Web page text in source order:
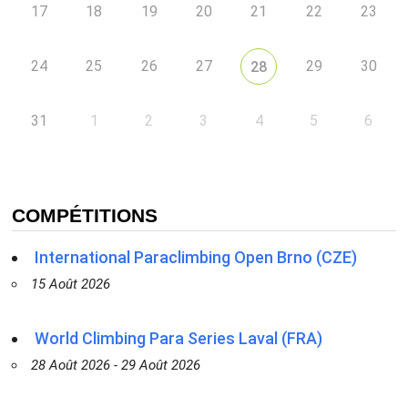
17 18 19 20 21 22 23
24 25 26 27 28 29 30
31 1 2 3 4 5 6
COMPÉTITIONS
International Paraclimbing Open Brno (CZE)
15 Août 2026
World Climbing Para Series Laval (FRA)
28 Août 2026 - 29 Août 2026